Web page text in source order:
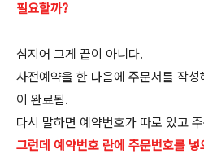
필요할까?
심지어 그게 끝이 아니다.
사전예약을 한 다음에 주문서를 작
이 완료됨.
다시 말하면 예약번호가 따로 있고
그런데 예약번호 란에 주문번호를